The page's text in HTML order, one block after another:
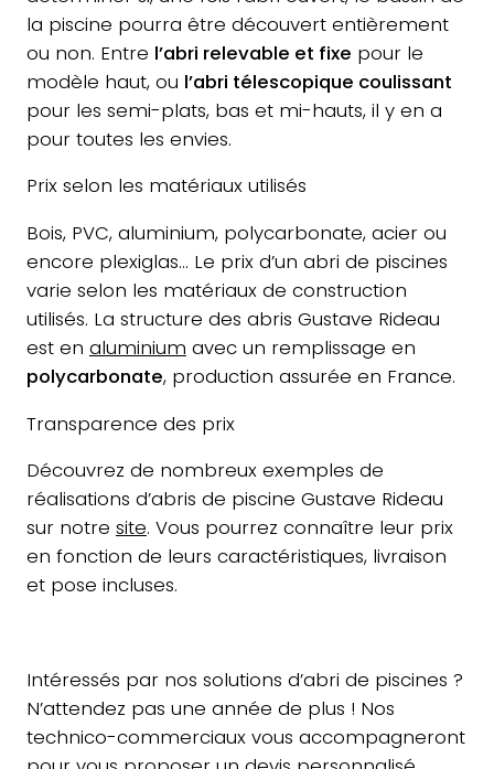
la piscine pourra être découvert entièrement
ou non. Entre l’abri relevable et fixe pour le
modèle haut, ou l’abri télescopique coulissant
pour les semi-plats, bas et mi-hauts, il y en a
pour toutes les envies.
Prix selon les matériaux utilisés
Bois, PVC, aluminium, polycarbonate, acier ou
encore plexiglas… Le prix d’un abri de piscines
varie selon les matériaux de construction
utilisés. La structure des abris Gustave Rideau
est en aluminium avec un remplissage en
polycarbonate, production assurée en France.
Transparence des prix
Découvrez de nombreux exemples de
réalisations d’abris de piscine Gustave Rideau
sur notre site. Vous pourrez connaître leur prix
en fonction de leurs caractéristiques, livraison
et pose incluses.
Intéressés par nos solutions d’abri de piscines ?
N’attendez pas une année de plus ! Nos
technico-commerciaux vous accompagneront